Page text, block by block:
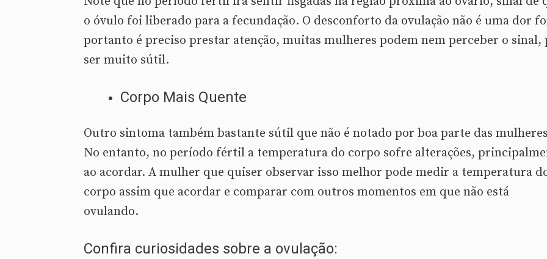
o óvulo foi liberado para a fecundação. O desconforto da ovulação não é uma dor
portanto é preciso prestar atenção, muitas mulheres podem nem perceber o sinal,
ser muito sútil.
Corpo Mais Quente
Outro sintoma também bastante sútil que não é notado por boa parte das
No entanto, no período fértil a temperatura do corpo sofre alterações,
ao acordar. A mulher que quiser observar isso melhor pode medir a temperatura
corpo assim que acordar e comparar com outros momentos em que não está
ovulando.
Confira curiosidades sobre a ovulação: